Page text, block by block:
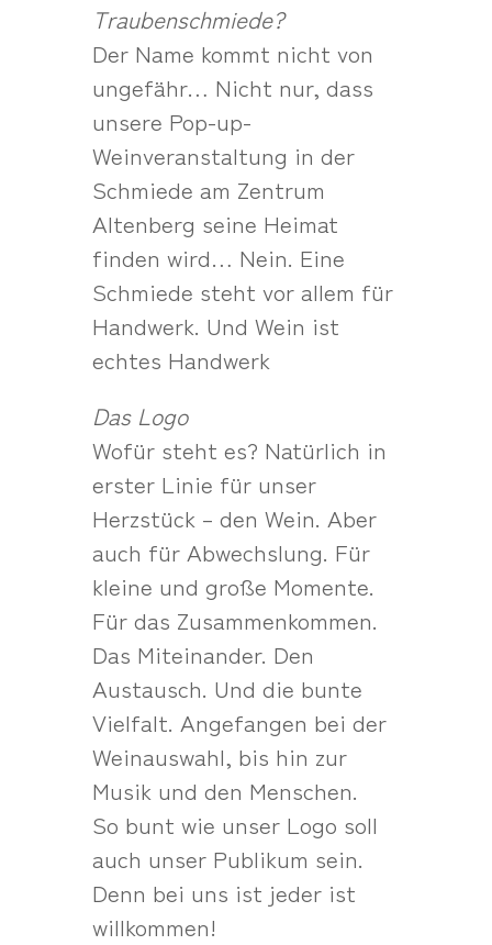
Traubenschmiede?
Der Name kommt nicht von
ungefähr… Nicht nur, dass
unsere Pop-up-
Weinveranstaltung in der
Schmiede am Zentrum
Altenberg seine Heimat
finden wird… Nein. Eine
Schmiede steht vor allem für
Handwerk. Und Wein ist
echtes Handwerk
Das Logo
Wofür steht es? Natürlich in
erster Linie für unser
Herzstück – den Wein. Aber
auch für Abwechslung. Für
kleine und große Momente.
Für das Zusammenkommen.
Das Miteinander. Den
Austausch. Und die bunte
Vielfalt. Angefangen bei der
Weinauswahl, bis hin zur
Musik und den Menschen.
So bunt wie unser Logo soll
auch unser Publikum sein.
Denn bei uns ist jeder ist
willkommen!